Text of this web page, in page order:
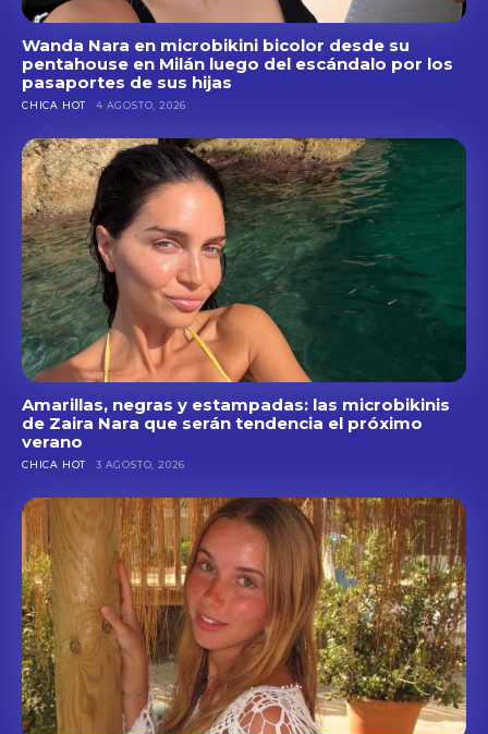
Wanda Nara en microbikini bicolor desde su
pentahouse en Milán luego del escándalo por los
pasaportes de sus hijas
CHICA HOT 4 AGOSTO, 2026
Amarillas, negras y estampadas: las microbikinis
de Zaira Nara que serán tendencia el próximo
verano
CHICA HOT 3 AGOSTO, 2026